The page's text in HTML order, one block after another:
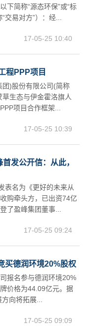
下简称“源态环保”或“标
易对方”）：经...
17-05-25 10:40
程PPP项目
)股份有限公司(简称
生态与伊金霍洛旗人
项目合作框架...
17-05-25 10:39
发公开信：从此，
表名为《更好的未来从
购牵头方，已出资74亿
了盈峰集团董事...
17-05-25 09:24
买德润环境20%股权
报名参与德润环境20%
价格为44.09亿元。据
向将拓展...
17-05-25 09:09